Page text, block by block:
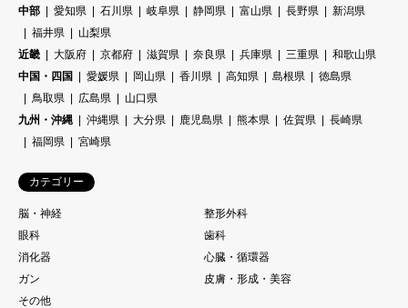
中部
愛知県 石川県 岐阜県 静岡県 富山県 長野県
新潟県
福井県
山梨県
近畿
大阪府 京都府 滋賀県 奈良県 兵庫県 三重県
和歌山県
中国・四国
愛媛県 岡山県 香川県 高知県 島根県
徳島県
鳥取県
広島県
山口県
九州・沖縄
沖縄県 大分県 鹿児島県 熊本県 佐賀県
長崎県
福岡県
宮崎県
カテゴリー
脳・神経
整形外科
眼科
歯科
消化器
心臓・循環器
ガン
皮膚・形成・美容
その他